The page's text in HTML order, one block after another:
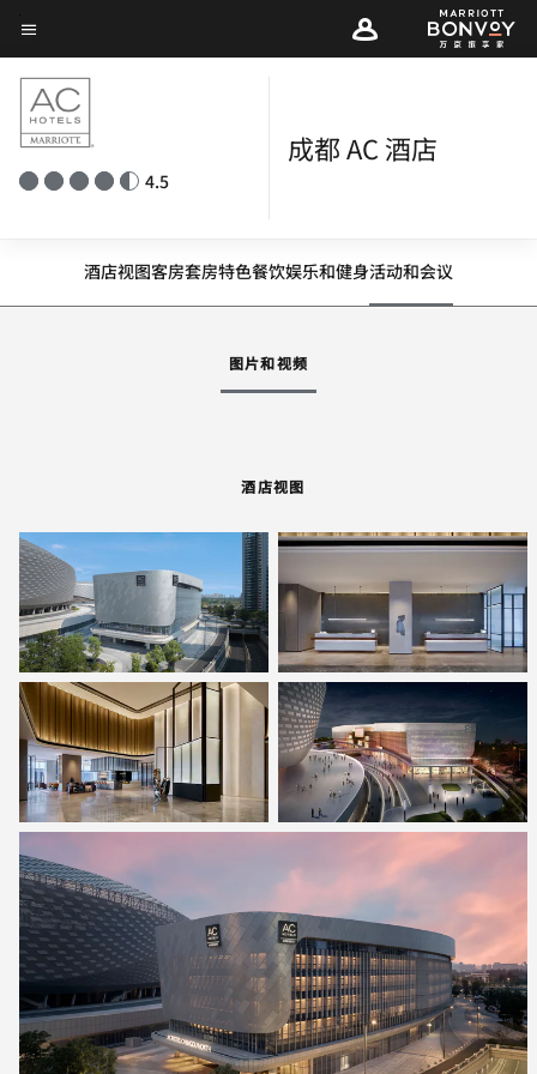
Skip
to
main
content
菜单文本
4.5
成都 AC 酒店
酒店视图客房套房特色餐饮娱乐和健身活动和会议
图片和视频
酒店视图